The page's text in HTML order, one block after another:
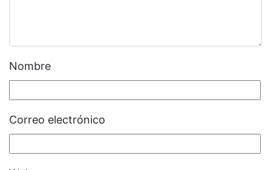
Nombre
Correo electrónico